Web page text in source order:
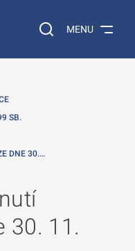
Vyhledávání na
MENU
SB.
DNE 30.…
30. 11.